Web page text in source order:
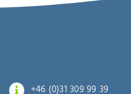
+46 (0)31 309 99 39